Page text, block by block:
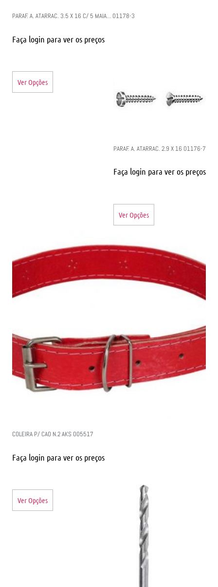
PARAF. A. ATARRAC. 3.5 X 16 C/ 5 MAIA… 01178-3
Faça login para ver os preços
Ver Opções
PARAF. A. ATARRAC. 2.9 X 16 01176-7
Faça login para ver os preços
Ver Opções
COLEIRA P/ CAO N.2 AKS 005517
Faça login para ver os preços
Ver Opções